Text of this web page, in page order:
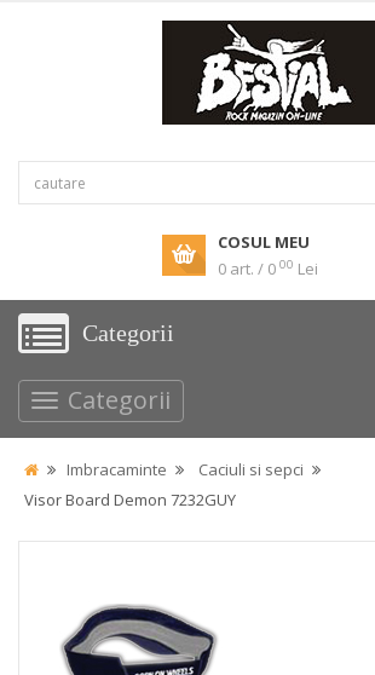
COSUL MEU
0 art. / 0 00 Lei
Categorii
Categorii
Imbracaminte
Caciuli si sepci
Visor Board Demon 7232GUY